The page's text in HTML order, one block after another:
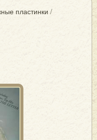
пластинки /